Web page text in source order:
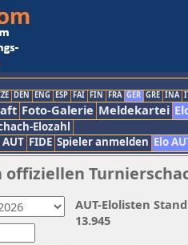
DEN ENG ESP FAI FIN FRA GER GRE INA
Foto-Galerie Meldekartei
Elozahl
FIDE Spieler anmelden Elo
AUT-Elolisten
13.945